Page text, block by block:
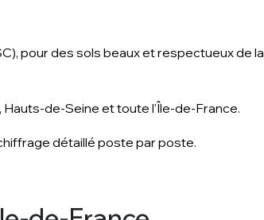
pour des sols beaux et respectueux de la
de-Seine et toute l'Île-de-France.
détaillé poste par poste.